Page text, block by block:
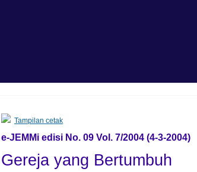
Tampilan cetak
e-JEMMi edisi No. 09 Vol. 7/2004 (4-3-2004)
Gereja yang Bertumbuh